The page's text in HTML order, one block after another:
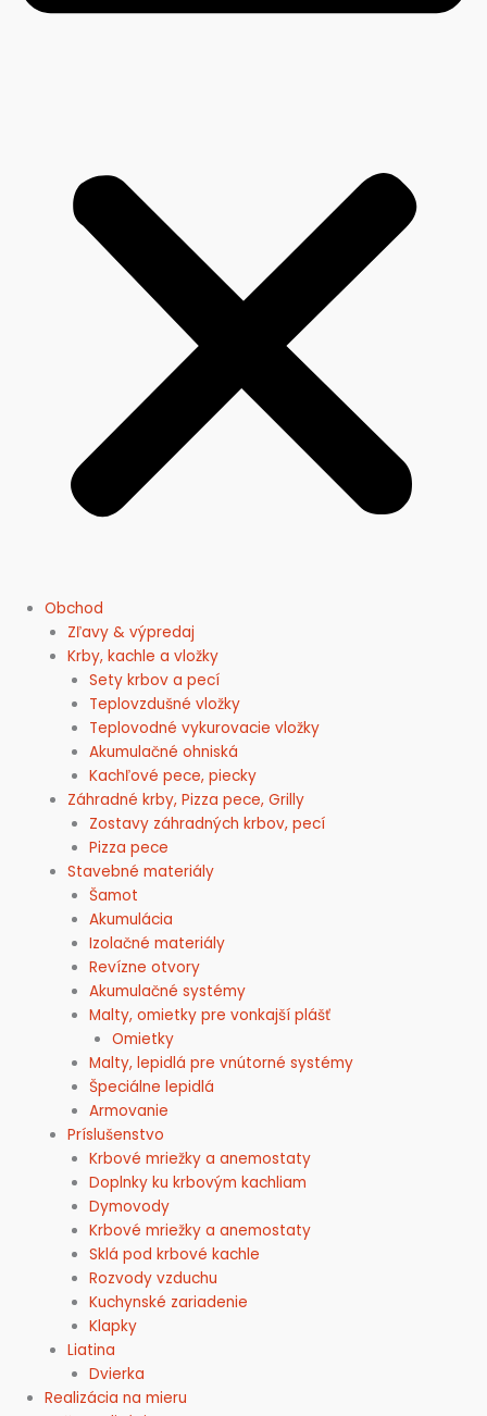
Obchod
Zľavy & výpredaj
Krby, kachle a vložky
Sety krbov a pecí
Teplovzdušné vložky
Teplovodné vykurovacie vložky
Akumulačné ohniská
Kachľové pece, piecky
Záhradné krby, Pizza pece, Grilly
Zostavy záhradných krbov, pecí
Pizza pece
Stavebné materiály
Šamot
Akumulácia
Izolačné materiály
Revízne otvory
Akumulačné systémy
Malty, omietky pre vonkajší plášť
Omietky
Malty, lepidlá pre vnútorné systémy
Špeciálne lepidlá
Armovanie
Príslušenstvo
Krbové mriežky a anemostaty
Doplnky ku krbovým kachliam
Dymovody
Krbové mriežky a anemostaty
Sklá pod krbové kachle
Rozvody vzduchu
Kuchynské zariadenie
Klapky
Liatina
Dvierka
Realizácia na mieru